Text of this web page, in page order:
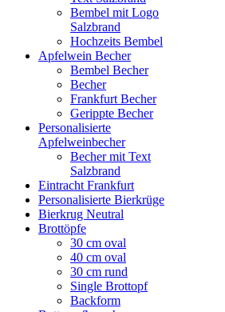
Bembel mit Logo
Salzbrand
Hochzeits Bembel
Apfelwein Becher
Bembel Becher
Becher
Frankfurt Becher
Gerippte Becher
Personalisierte
Apfelweinbecher
Becher mit Text
Salzbrand
Eintracht Frankfurt
Personalisierte Bierkrüge
Bierkrug Neutral
Brottöpfe
30 cm oval
40 cm oval
30 cm rund
Single Brottopf
Backform